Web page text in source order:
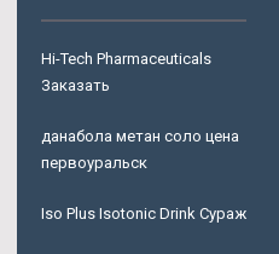
Hi-Tech Pharmaceuticals
Заказать
данабола метан соло цена
первоуральск
Iso Plus Isotonic Drink Сураж